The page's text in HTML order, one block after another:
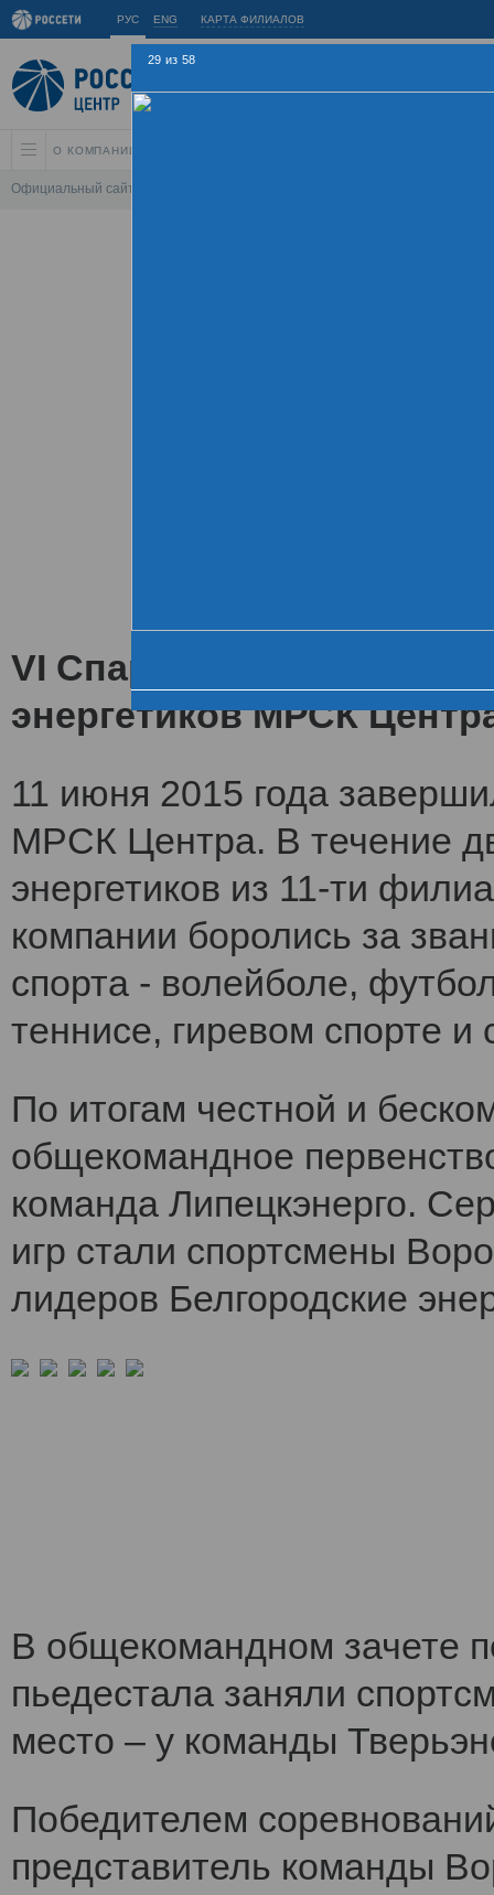
РУС ENG КАРТА ФИЛИАЛОВ
О КОМПАНИИ
Официальный сайт
VI Спартакиада
энергетиков МРСК
11 июня 2015 года
МРСК Центра. В течение
энергетиков из 11-ти
компании боролись за
спорта - волейболе,
теннисе, гиревом спорте и
По итогам честной и
общекомандное
команда Липецкэнерго.
игр стали спортсмены
лидеров Белгородские
В общекомандном зачете
пьедестала заняли
место – у команды
Победителем
представитель команды
29 из 58